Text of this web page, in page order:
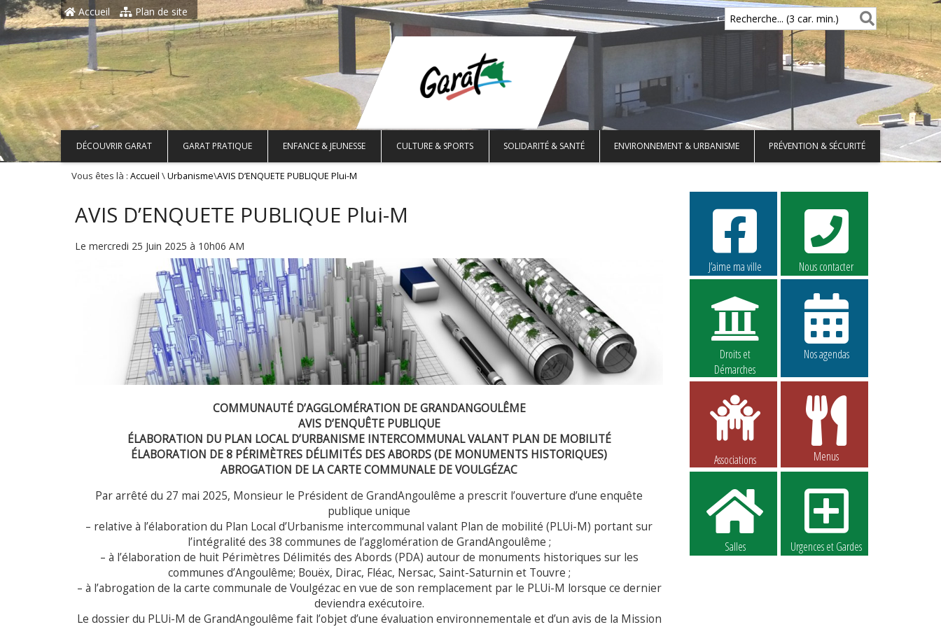
Aller au contenu principal
Accueil Plan de site
Recherche... (3 car. min.)
DÉCOUVRIR GARAT GARAT PRATIQUE ENFANCE & JEUNESSE CULTURE & SPORTS SOLIDARITÉ & SANTÉ ENVIRONNEMENT & URBANISME PRÉVENTION & SÉCURITÉ
Vous êtes là : Accueil \Urbanisme\AVIS D’ENQUETE PUBLIQUE Plui-M
AVIS D’ENQUETE PUBLIQUE Plui-M
Le mercredi 25 Juin 2025 à 10h06 AM
COMMUNAUTÉ D’AGGLOMÉRATION DE GRANDANGOULÊME
AVIS D’ENQUÊTE PUBLIQUE
ÉLABORATION DU PLAN LOCAL D’URBANISME INTERCOMMUNAL VALANT PLAN DE MOBILITÉ
ÉLABORATION DE 8 PÉRIMÈTRES DÉLIMITÉS DES ABORDS (DE MONUMENTS HISTORIQUES)
ABROGATION DE LA CARTE COMMUNALE DE VOULGÉZAC
Par arrêté du 27 mai 2025, Monsieur le Président de GrandAngoulême a prescrit l’ouverture d’une enquête
publique unique
– relative à l’élaboration du Plan Local d’Urbanisme intercommunal valant Plan de mobilité (PLUi-M) portant sur
l’intégralité des 38 communes de l’agglomération de GrandAngoulême ;
– à l’élaboration de huit Périmètres Délimités des Abords (PDA) autour de monuments historiques sur les
communes d’Angoulême; Bouëx, Dirac, Fléac, Nersac, Saint-Saturnin et Touvre ;
– à l’abrogation de la carte communale de Voulgézac en vue de son remplacement par le PLUi-M lorsque ce dernier
deviendra exécutoire.
Le dossier du PLUi-M de GrandAngoulême fait l’objet d’une évaluation environnementale et d’un avis de la Mission
J’aime ma ville Nous contacter
Droits et
Démarches
Nos agendas
Associations Menus
Salles Urgences et Gardes